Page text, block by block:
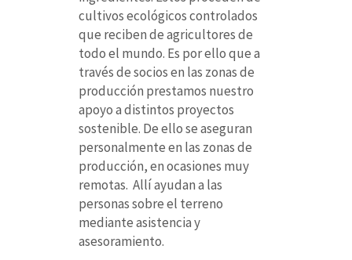
cultivos ecológicos controlados
que reciben de agricultores de
todo el mundo. Es por ello que a
través de socios en las zonas de
producción prestamos nuestro
apoyo a distintos proyectos
sostenible. De ello se aseguran
personalmente en las zonas de
producción, en ocasiones muy
remotas. Allí ayudan a las
personas sobre el terreno
mediante asistencia y
asesoramiento.